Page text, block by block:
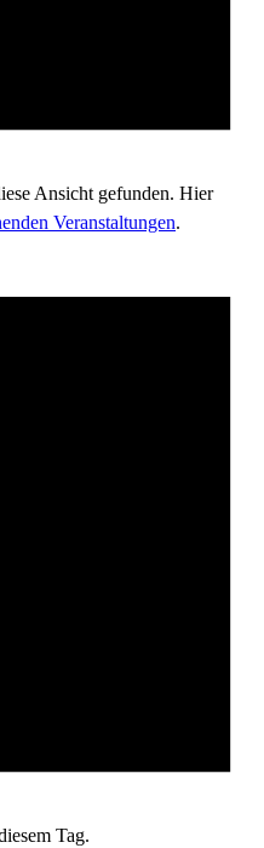
Ansicht gefunden. Hier
Veranstaltungen.
Tag.